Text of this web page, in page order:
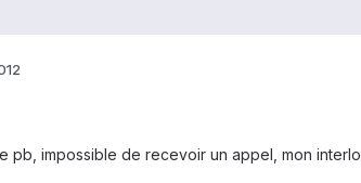
pb, impossible de recevoir un appel, mon